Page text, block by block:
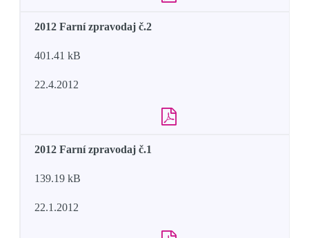
2012 Farní zpravodaj č.2
401.41 kB
22.4.2012
2012 Farní zpravodaj č.1
139.19 kB
22.1.2012